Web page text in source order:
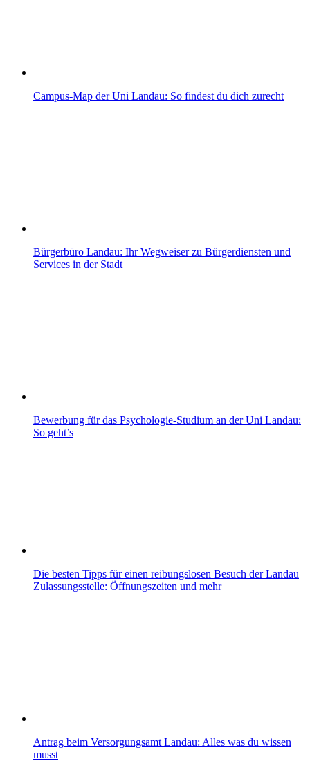
Campus-Map der Uni Landau: So findest du dich zurecht
Bürgerbüro Landau: Ihr Wegweiser zu Bürgerdiensten und
Services in der Stadt
Bewerbung für das Psychologie-Studium an der Uni Landau:
So geht’s
Die besten Tipps für einen reibungslosen Besuch der Landau
Zulassungsstelle: Öffnungszeiten und mehr
Antrag beim Versorgungsamt Landau: Alles was du wissen
musst